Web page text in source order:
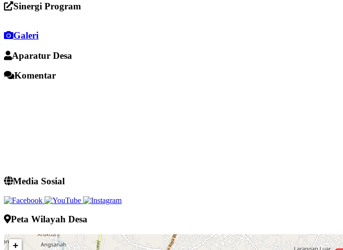
Sinergi Program
Galeri
Aparatur Desa
Komentar
Media Sosial
Peta Wilayah Desa
+